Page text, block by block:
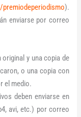
).
enviarse por correo
original y una copia de
o una copia con
el medio.
deben enviarse en
avi, etc.) por correo